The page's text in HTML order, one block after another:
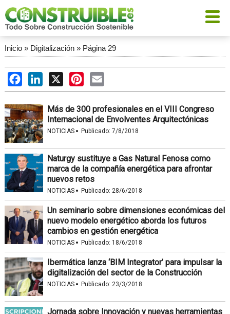
Inicio» Digitalización» Página 29
FacebookLinkedIn
X PinterestEmail
Más de 300 profesionales en el VIII Congreso
Internacional de Envolventes Arquitectónicas
NOTICIAS · Publicado: 7/8/2018
Naturgy sustituye a Gas Natural Fenosa como
marca de la compañía energética para afrontar
nuevos retos
NOTICIAS · Publicado: 28/6/2018
Un seminario sobre dimensiones económicas del
nuevo modelo energético aborda los futuros
cambios en gestión energética
NOTICIAS · Publicado: 18/6/2018
Ibermática lanza ‘BIM Integrator’ para impulsar la
digitalización del sector de la Construcción
NOTICIAS · Publicado: 23/3/2018
Jornada sobre Innovación y nuevas herramientas